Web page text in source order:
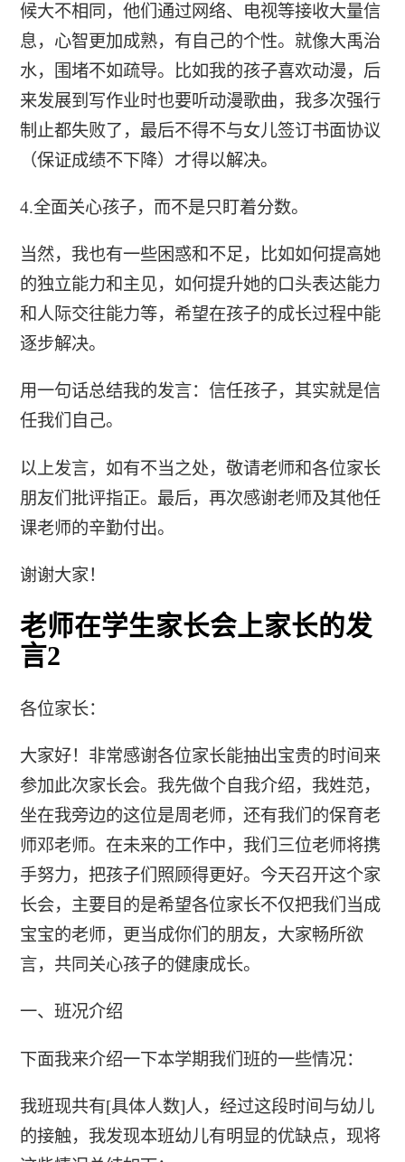
候大不相同，他们通过网络、电视等接收大量信
息，心智更加成熟，有自己的个性。就像大禹治
水，围堵不如疏导。比如我的孩子喜欢动漫，后
来发展到写作业时也要听动漫歌曲，我多次强行
制止都失败了，最后不得不与女儿签订书面协议
（保证成绩不下降）才得以解决。
4.全面关心孩子，而不是只盯着分数。
当然，我也有一些困惑和不足，比如如何提高她
的独立能力和主见，如何提升她的口头表达能力
和人际交往能力等，希望在孩子的成长过程中能
逐步解决。
用一句话总结我的发言：信任孩子，其实就是信
任我们自己。
以上发言，如有不当之处，敬请老师和各位家长
朋友们批评指正。最后，再次感谢老师及其他任
课老师的辛勤付出。
谢谢大家！
老师在学生家长会上家长的发
言2
各位家长：
大家好！非常感谢各位家长能抽出宝贵的时间来
参加此次家长会。我先做个自我介绍，我姓范，
坐在我旁边的这位是周老师，还有我们的保育老
师邓老师。在未来的工作中，我们三位老师将携
手努力，把孩子们照顾得更好。今天召开这个家
长会，主要目的是希望各位家长不仅把我们当成
宝宝的老师，更当成你们的朋友，大家畅所欲
言，共同关心孩子的健康成长。
一、班况介绍
下面我来介绍一下本学期我们班的一些情况：
我班现共有[具体人数]人，经过这段时间与幼儿
的接触，我发现本班幼儿有明显的优缺点，现将